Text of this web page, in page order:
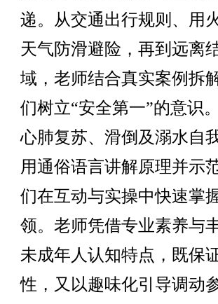
递。从交通出行规则、用
天气防滑避险，再到远离
域，老师结合真实案例拆
们树立“安全第一”的意识
心肺复苏、滑倒及溺水自
用通俗语言讲解原理并示
们在互动与实操中快速掌
领。老师凭借专业素养与
未成年人认知特点，既保
性，又以趣味化引导调动